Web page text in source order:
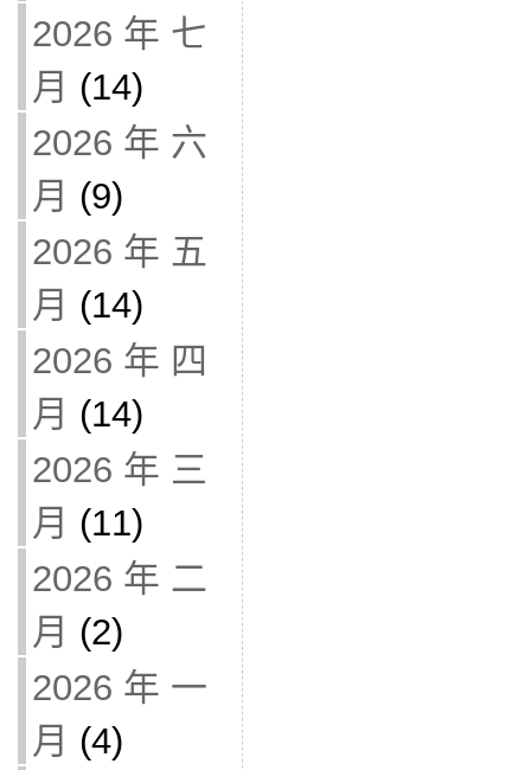
2026 年 七
月 (14)
2026 年 六
月 (9)
2026 年 五
月 (14)
2026 年 四
月 (14)
2026 年 三
月 (11)
2026 年 二
月 (2)
2026 年 一
月 (4)